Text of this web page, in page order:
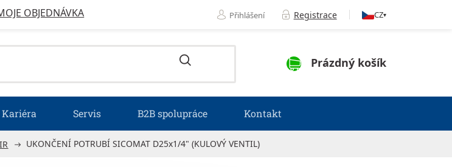
OBJEDNÁVKA Přihlášení Registrace CZ▾
NÁKUPNÍ KOŠÍK
Prázdný košík
Kariéra Servis B2B spolupráce Kontakt
UKONČENÍ POTRUBÍ SICOMAT D25x1/4" (KULOVÝ VENTIL)